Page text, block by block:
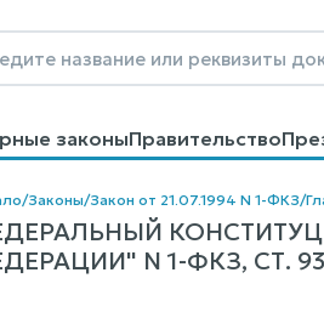
законыПравительство
Образцы договоров
/Законы/Закон от 21.07.1994 N 1-ФКЗ/
N 1-ФКЗ, СТ. 93